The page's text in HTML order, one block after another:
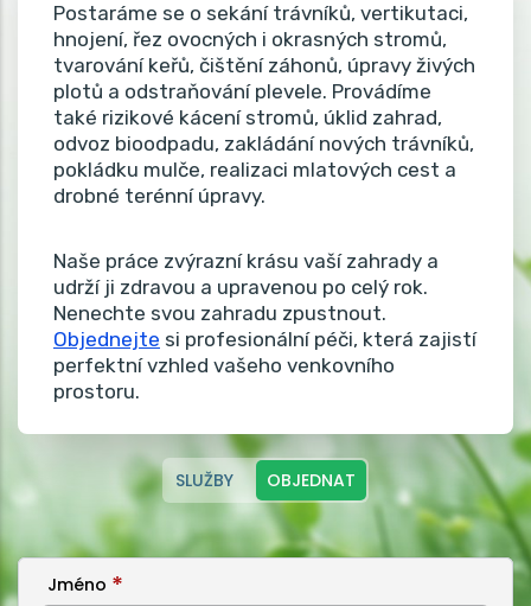
Postaráme se o sekání trávníků, vertikutaci,
hnojení, řez ovocných i okrasných stromů,
tvarování keřů, čištění záhonů, úpravy živých
plotů a odstraňování plevele. Provádíme
také rizikové kácení stromů, úklid zahrad,
odvoz bioodpadu, zakládání nových trávníků,
pokládku mulče, realizaci mlatových cest a
drobné terénní úpravy.
Naše práce zvýrazní krásu vaší zahrady a
udrží ji zdravou a upravenou po celý rok.
Nenechte svou zahradu zpustnout.
Objednejte si profesionální péči, která zajistí
perfektní vzhled vašeho venkovního
prostoru.
SLUŽBY OBJEDNAT
Jméno